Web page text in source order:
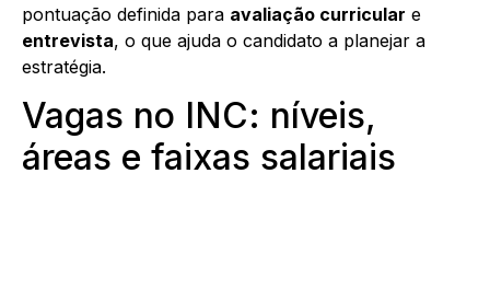
pontuação definida para avaliação curricular e
entrevista, o que ajuda o candidato a planejar a
estratégia.
Vagas no INC: níveis,
áreas e faixas salariais